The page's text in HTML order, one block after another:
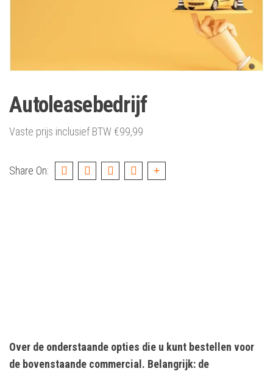
Autoleasebedrijf
Vaste prijs inclusief BTW€99,99
Share On:
Over de onderstaande opties die u kunt bestellen voor
de bovenstaande commercial. Belangrijk: de